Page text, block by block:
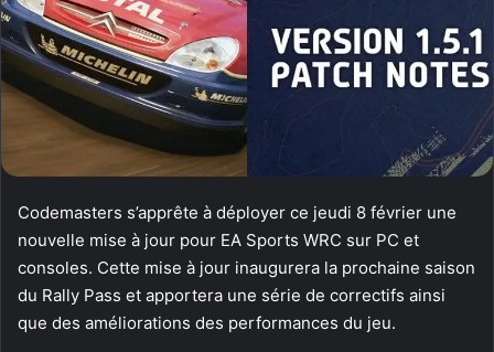
Codemasters s’apprête à déployer ce jeudi 8 février une
nouvelle mise à jour pour EA Sports WRC sur PC et
consoles. Cette mise à jour inaugurera la prochaine saison
du Rally Pass et apportera une série de correctifs ainsi
que des améliorations des performances du jeu.